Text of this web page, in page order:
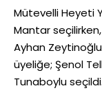
Mütevelli Heyeti
Mantar
Ayhan
üyeliğe; Şenol
Tunaboylu seçildi.